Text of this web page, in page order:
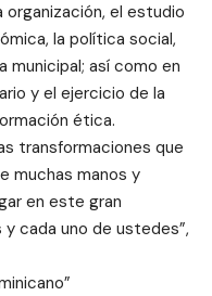
el estudio
la política social,
municipal; así como en
y el ejercicio de la
ética.
transformaciones que
muchas manos y
en este gran
cada uno de ustedes”,